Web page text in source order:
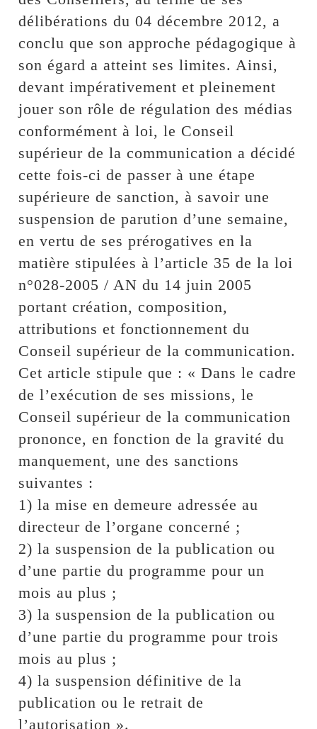
délibérations du 04 décembre 2012, a
conclu que son approche pédagogique à
son égard a atteint ses limites. Ainsi,
devant impérativement et pleinement
jouer son rôle de régulation des médias
conformément à loi, le Conseil
supérieur de la communication a décidé
cette fois-ci de passer à une étape
supérieure de sanction, à savoir une
suspension de parution d’une semaine,
en vertu de ses prérogatives en la
matière stipulées à l’article 35 de la loi
n°028-2005 / AN du 14 juin 2005
portant création, composition,
attributions et fonctionnement du
Conseil supérieur de la communication.
Cet article stipule que : « Dans le cadre
de l’exécution de ses missions, le
Conseil supérieur de la communication
prononce, en fonction de la gravité du
manquement, une des sanctions
suivantes :
1) la mise en demeure adressée au
directeur de l’organe concerné ;
2) la suspension de la publication ou
d’une partie du programme pour un
mois au plus ;
3) la suspension de la publication ou
d’une partie du programme pour trois
mois au plus ;
4) la suspension définitive de la
publication ou le retrait de
l’autorisation ».